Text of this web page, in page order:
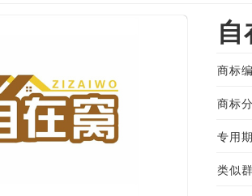
自
商标
商标
专用
类似